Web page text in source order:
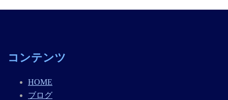
コンテンツ
HOME
ブログ